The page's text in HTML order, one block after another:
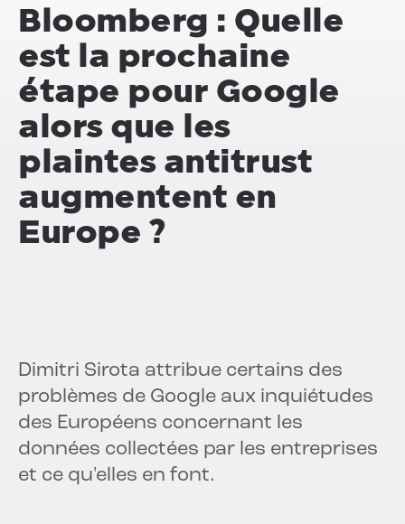
Bloomberg : Quelle
est la prochaine
étape pour Google
alors que les
plaintes antitrust
augmentent en
Europe ?
Dimitri Sirota attribue certains des
problèmes de Google aux inquiétudes
des Européens concernant les
données collectées par les entreprises
et ce qu'elles en font.